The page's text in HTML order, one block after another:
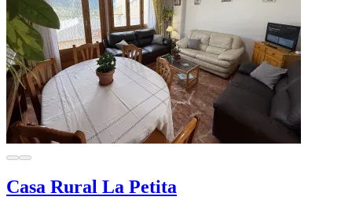
Casa Rural La Petita